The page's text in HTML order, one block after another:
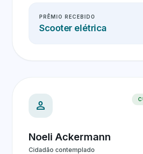
PRÊMIO RECEBIDO
Scooter elétrica
person
Noeli Ackermann
Cidadão contemplado